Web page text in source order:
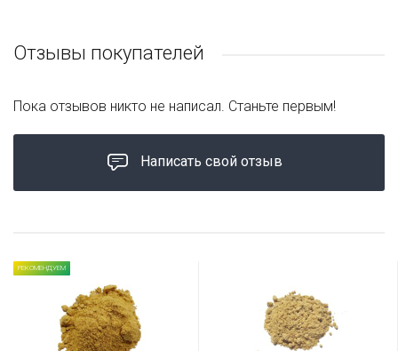
Отзывы покупателей
Написать свой отзыв
Пока отзывов никто не написал. Станьте первым!
РЕКОМЕНДУЕМ